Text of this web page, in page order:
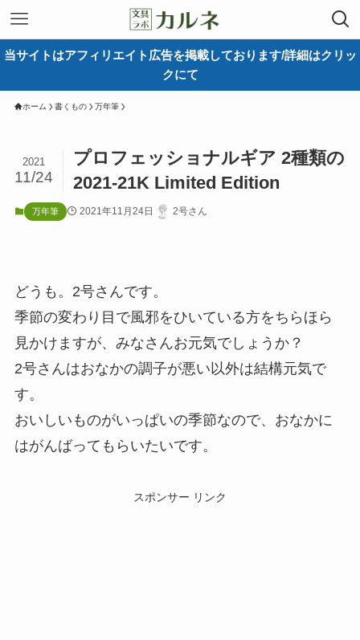
当サイトはアフィリエイト広告を掲載しております/詳細はクリッ
クにて
ホーム 書くもの 万年筆
プロフェッショナルギア 2種類の
2021-21K Limited Edition
2021
11/24
万年筆 2021年11月24日 2号さん
どうも。2号さんです。
季節の変わり目で風邪をひいている方をちらほら
見かけますが、みなさんお元気でしょうか？
2号さんはおなかの調子が悪い以外は結構元気で
す。
おいしいものがいっぱいの季節なので、おなかに
はがんばってもらいたいです。
スポンサー リンク